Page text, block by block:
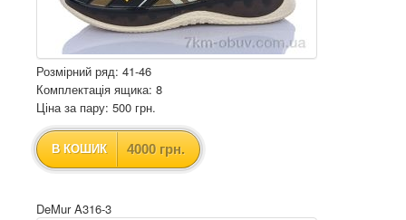
Розмірний ряд: 41-46
Комплектація ящика: 8
Ціна за пару: 500 грн.
В КОШИК 4000 грн.
DeMur A316-3